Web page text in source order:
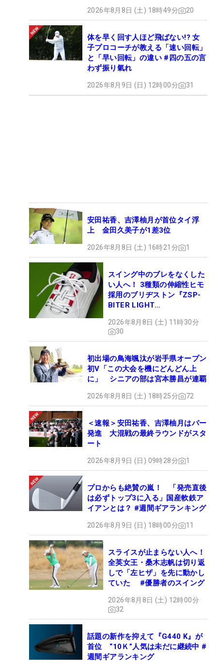
2026年8月8日 (土) 18時49分 20
体を早く回す人ほど飛ばない!? 女
子プロコーチが教える「速い回転」
と「早い回転」の違い #四の五の言
わず振り氣れ
2026年8月9日 (日) 12時00分 31
安田祐香、吉澤柚月が首位タイ浮
上 金田久美子が1差3位
2026年8月8日 (土) 16時21分 1
スイング中のブレをなくした
い人へ！ 3種類の伸縮性ヒモ
採用のブリヂストン『ZSP-
BITER LIGHT
ュー
2026年8月8日 (土) 11時30分
30
初出場の鳥海颯汰が岩手県オープン
初V「この大会を機にどんどん上
に」 シニアの部は宮本勝昌が連覇
2026年8月8日 (土) 18時25分 72
＜速報＞安田祐香、吉澤柚月はパー
発進 大混戦の最終ラウンドがスタ
ート
2026年8月9日 (日) 09時28分 1
プロからも絶賛の嵐！ 「発売直後
は必ずトップ3に入る」国産軟鉄ア
イアンとは？ #週間ギアランキング
2026年8月9日 (日) 18時00分 11
スライスが止まらない人へ！
全英女王・桑木志帆は切り返
しで「左ヒザ」を先に動かし
ていた #優勝者のスイング
2026年8月8日 (土) 12時00分
32
話題の新作を抑えて『G440 K』が
首位 “10Ｋ”人気は未だに継続中 #
週間ギアランキング